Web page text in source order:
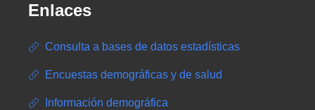
Enlaces
Consulta a bases de datos estadísticas
Encuestas demográficas y de salud
Información demográfica